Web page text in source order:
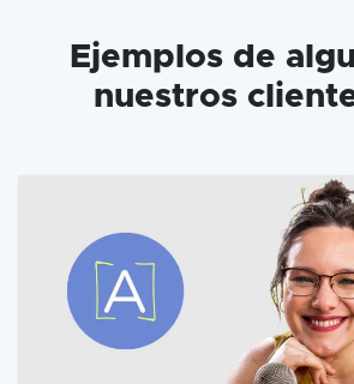
Ejemplos de
nuestros